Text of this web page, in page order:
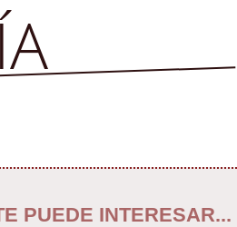
PUEDE INTERESAR...